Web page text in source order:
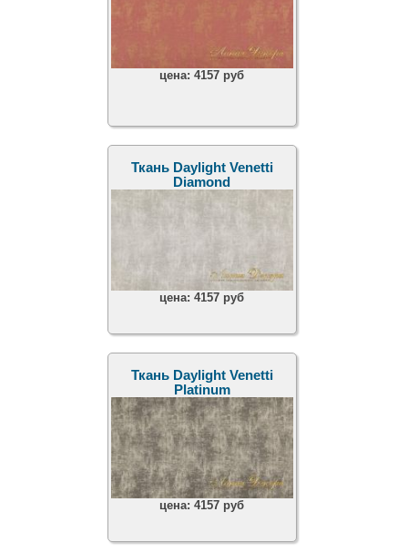
цена:4157 руб
Ткань Daylight Venetti
Diamond
цена:4157 руб
Ткань Daylight Venetti
Platinum
цена:4157 руб